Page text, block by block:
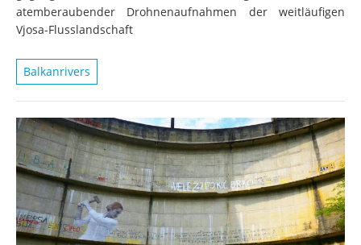
atemberaubender Drohnenaufnahmen der weitläufigen
Vjosa-Flusslandschaft
Balkanrivers